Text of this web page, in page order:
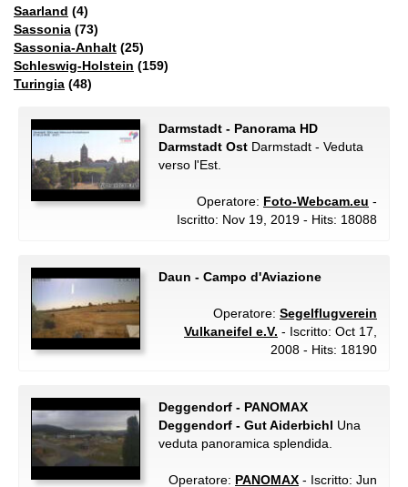
Saarland (4)
Sassonia (73)
Sassonia-Anhalt (25)
Schleswig-Holstein (159)
Turingia (48)
Darmstadt - Panorama HD
Darmstadt Ost Darmstadt - Veduta
verso l'Est.
Operatore: Foto-Webcam.eu -
Iscritto: Nov 19, 2019 - Hits: 18088
Daun - Campo d'Aviazione
Operatore: Segelflugverein
Vulkaneifel e.V. - Iscritto: Oct 17,
2008 - Hits: 18190
Deggendorf - PANOMAX
Deggendorf - Gut Aiderbichl Una
veduta panoramica splendida.
Operatore: PANOMAX - Iscritto: Jun